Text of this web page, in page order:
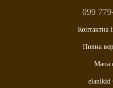
099
Контактна
Повна
Мапа
elanikid